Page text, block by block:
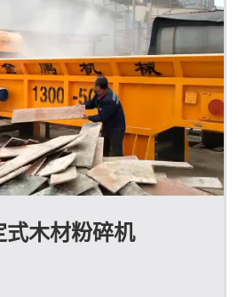
式木材粉碎机